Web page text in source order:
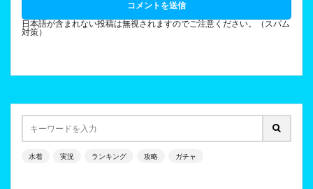
日本語が含まれない投稿は無視されますのでご注意ください。（スパム
対策）
水着 実況 ランキング 攻略 ガチャ